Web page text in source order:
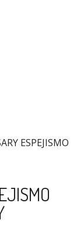
ESPEJISMO